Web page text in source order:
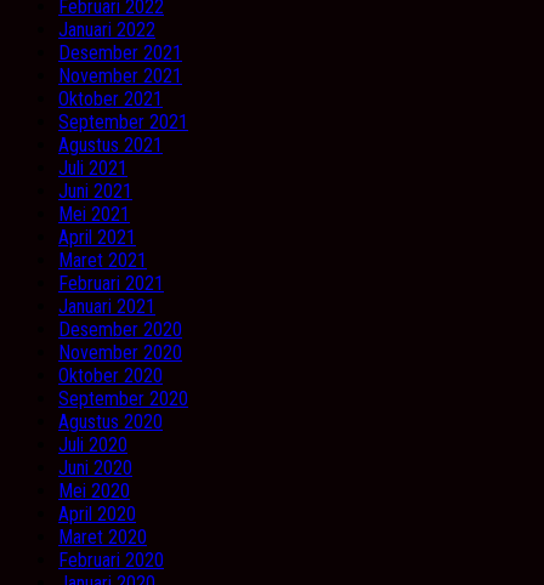
Februari 2022
Januari 2022
Desember 2021
November 2021
Oktober 2021
September 2021
Agustus 2021
Juli 2021
Juni 2021
Mei 2021
April 2021
Maret 2021
Februari 2021
Januari 2021
Desember 2020
November 2020
Oktober 2020
September 2020
Agustus 2020
Juli 2020
Juni 2020
Mei 2020
April 2020
Maret 2020
Februari 2020